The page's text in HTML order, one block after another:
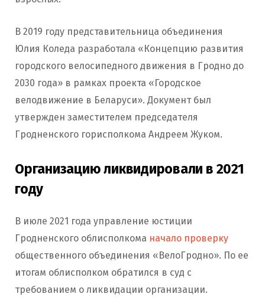
В 2019 году представительница объединения
Юлия Коледа разработала «Концепцию развития
городского велосипедного движения в Гродно до
2030 года» в рамках проекта «Городское
велодвижение в Беларуси». Документ был
утвержден заместителем председателя
Гродненского горисполкома Андреем Жуком.
Организацию ликвидировали в 2021
году
В июле 2021 года управление юстиции
Гродненского облисполкома начало проверку
общественного объединения «ВелоГродно». По ее
итогам облисполком обратился в суд с
требованием о ликвидации организации.